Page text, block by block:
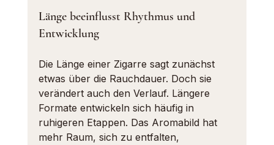
Länge beeinflusst Rhythmus und
Entwicklung
Die Länge einer Zigarre sagt zunächst
etwas über die Rauchdauer. Doch sie
verändert auch den Verlauf. Längere
Formate entwickeln sich häufig in
ruhigeren Etappen. Das Aromabild hat
mehr Raum, sich zu entfalten,